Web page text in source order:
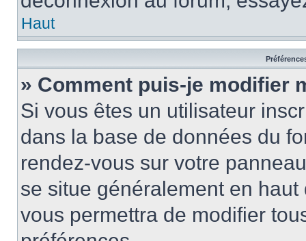
Haut
» Comment puis-je modifier
Si vous êtes un utilisateur
dans la base de données du
rendez-vous sur votre
se situe généralement en
vous permettra de modifier